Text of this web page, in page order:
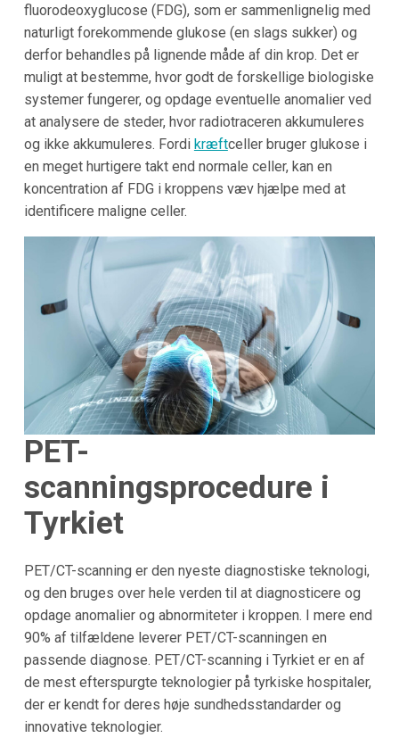
fluorodeoxyglucose (FDG), som er sammenlignelig med
naturligt forekommende glukose (en slags sukker) og
derfor behandles på lignende måde af din krop. Det er
muligt at bestemme, hvor godt de forskellige biologiske
systemer fungerer, og opdage eventuelle anomalier ved
at analysere de steder, hvor radiotraceren akkumuleres
og ikke akkumuleres. Fordi kræftceller bruger glukose i
en meget hurtigere takt end normale celler, kan en
koncentration af FDG i kroppens væv hjælpe med at
identificere maligne celler.
PET-
scanningsprocedure i
Tyrkiet
PET/CT-scanning er den nyeste diagnostiske teknologi,
og den bruges over hele verden til at diagnosticere og
opdage anomalier og abnormiteter i kroppen. I mere end
90% af tilfældene leverer PET/CT-scanningen en
passende diagnose. PET/CT-scanning i Tyrkiet er en af
de mest efterspurgte teknologier på tyrkiske hospitaler,
der er kendt for deres høje sundhedsstandarder og
innovative teknologier.